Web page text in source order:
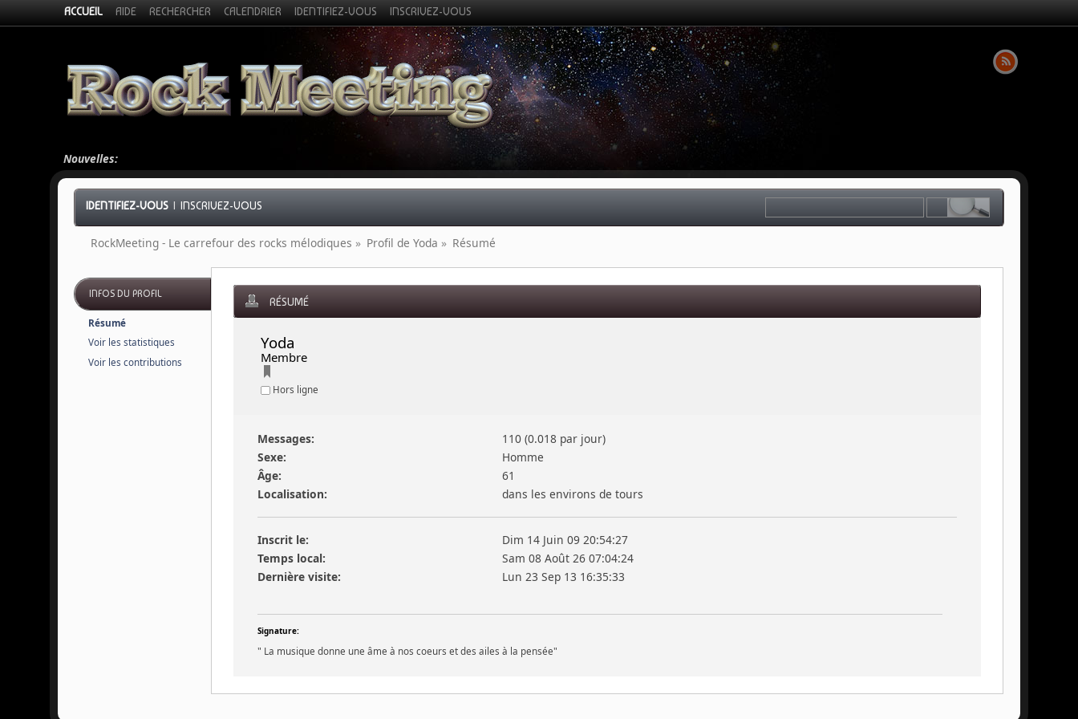
ACCUEIL AIDE RECHERCHER CALENDRIER IDENTIFIEZ-VOUS INSCRIVEZ-VOUS
Nouvelles:
IDENTIFIEZ-VOUS |INSCRIVEZ-VOUS
RockMeeting - Le carrefour des rocks mélodiques » Profil de Yoda » Résumé
INFOS DU PROFIL
Résumé
Voir les statistiques
Voir les contributions
RÉSUMÉ
Yoda
Membre
Hors ligne
Messages:
110 (0.018 par jour)
Sexe:
Homme
Âge:
61
Localisation:
dans les environs de tours
Inscrit le:
Dim 14 Juin 09 20:54:27
Temps local:
Sam 08 Août 26 07:04:24
Dernière visite:
Lun 23 Sep 13 16:35:33
Signature:
" La musique donne une âme à nos coeurs et des ailes à la pensée"